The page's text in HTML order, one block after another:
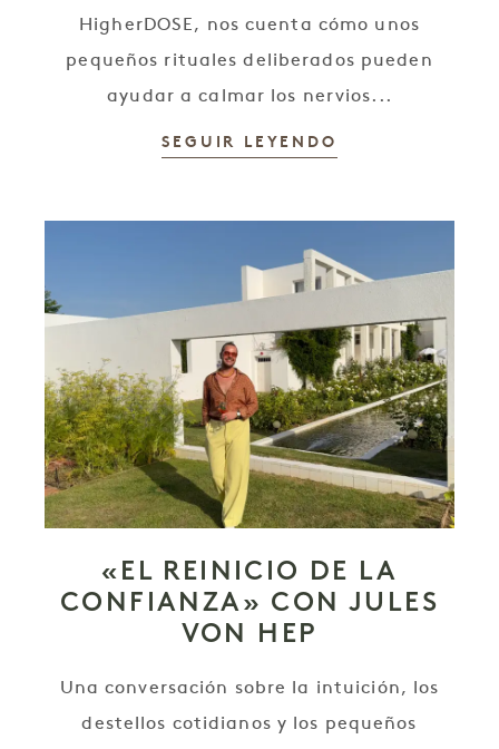
HigherDOSE, nos cuenta cómo unos
pequeños rituales deliberados pueden
ayudar a calmar los nervios...
SEGUIR LEYENDO
«EL REINICIO DE LA
CONFIANZA» CON JULES
VON HEP
Una conversación sobre la intuición, los
destellos cotidianos y los pequeños